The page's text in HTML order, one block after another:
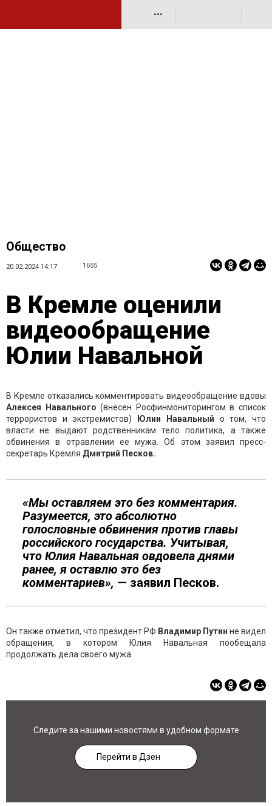
•••
Общество
20.02.2024 14:17 1655
В Кремле оценили
видеообращение
Юлии Навальной
В Кремле отказались комментировать видеообращение вдовы
Алексея Навального (внесен Росфинмониторингом в список
террористов и экстремистов) Юлии Навальный о том, что
власти не выдают родственникам тело политика, а также
обвинения в отравлении ее мужа. Об этом заявил пресс-
секретарь Кремля Дмитрий Песков.
«Мы оставляем это без комментария.
Разумеется, это абсолютно
голословные обвинения против главы
российского государства. Учитывая,
что Юлия Навальная овдовела днями
ранее, я оставлю это без
комментариев», — заявил Песков.
Он также отметил, что президент РФ Владимир Путин не видел
обращения, в котором Юлия Навальная пообещала
продолжать дела своего мужа.
Следите за нашими новостями в удобном формате
Перейти в Дзен